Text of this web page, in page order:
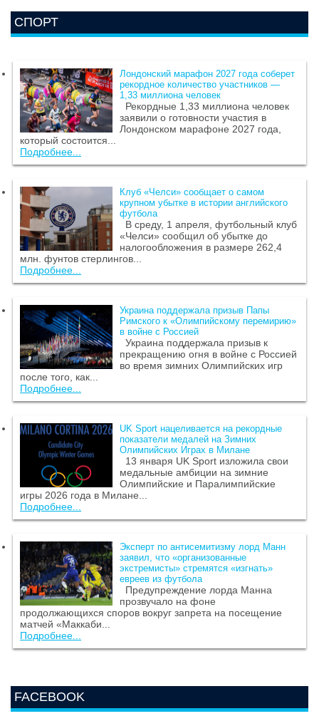
СПОРТ
Лондонский марафон 2027 года соберет
рекордное количество участников —
1,33 миллиона человек
Рекордные 1,33 миллиона человек
заявили о готовности участия в
Лондонском марафоне 2027 года,
который состоится...
Подробнее...
Клуб «Челси» сообщает о самом
крупном убытке в истории английского
футбола
В среду, 1 апреля, футбольный клуб
«Челси» сообщил об убытке до
налогообложения в размере 262,4
млн. фунтов стерлингов...
Подробнее...
Украина поддержала призыв Папы
Римского к «Олимпийскому перемирию»
в войне с Россией
Украина поддержала призыв к
прекращению огня в войне с Россией
во время зимних Олимпийских игр
после того, как...
Подробнее...
UK Sport нацеливается на рекордные
показатели медалей на Зимних
Олимпийских Играх в Милане
13 января UK Sport изложила свои
медальные амбиции на зимние
Олимпийские и Паралимпийские
игры 2026 года в Милане...
Подробнее...
Эксперт по антисемитизму лорд Манн
заявил, что «организованные
экстремисты» стремятся «изгнать»
евреев из футбола
Предупреждение лорда Манна
прозвучало на фоне
продолжающихся споров вокруг запрета на посещение
матчей «Маккаби...
Подробнее...
FACEBOOK